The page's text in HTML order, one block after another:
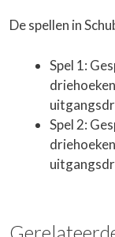
De spellen in
Spel 1:
Spel 2: